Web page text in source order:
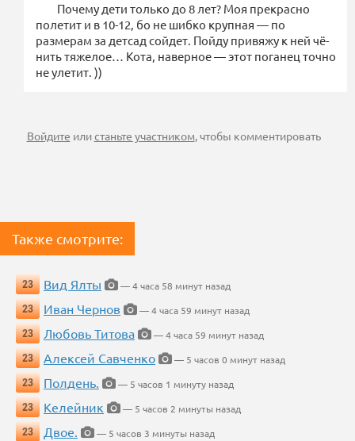
Почему дети только до 8 лет? Моя прекрасно
полетит и в 10-12, бо не шибко крупная — по
размерам за детсад сойдет. Пойду привяжу к ней чё-
нить тяжелое… Кота, наверное — этот поганец точно
не улетит. ))
Войдите илистаньте участником, чтобы комментировать
Также смотрите:
23 Вид Ялты
— 4 часа 58 минут назад
23
Иван Чернов
— 4 часа 59 минут назад
23
Любовь Титова
— 4 часа 59 минут назад
23
Алексей Савченко
— 5 часов 0 минут назад
23
Полдень.
— 5 часов 1 минуту назад
23
Келейник
— 5 часов 2 минуты назад
23
Двое.
— 5 часов 3 минуты назад